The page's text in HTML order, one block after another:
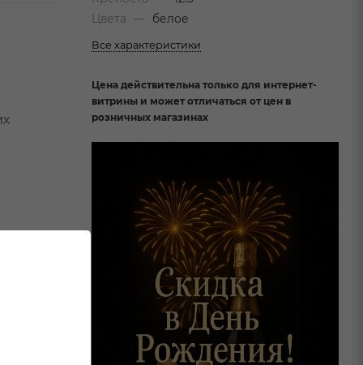
Цвета
— белое
Все характеристики
Цена действительна только для интернет-
витрины и может отличаться от цен в
розничных магазинах